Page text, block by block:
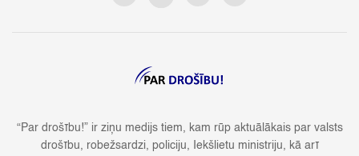
“Par drošību!” ir ziņu medijs tiem, kam rūp aktuālākais par valsts
drošību, robežsardzi, policiju, Iekšlietu ministriju, kā arī